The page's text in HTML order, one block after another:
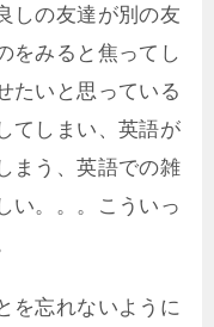
しの友達が別の友
をみると焦ってし
たいと思っている
てしまい、英語が
まう、英語での雑
い。。。こういっ
を忘れないように